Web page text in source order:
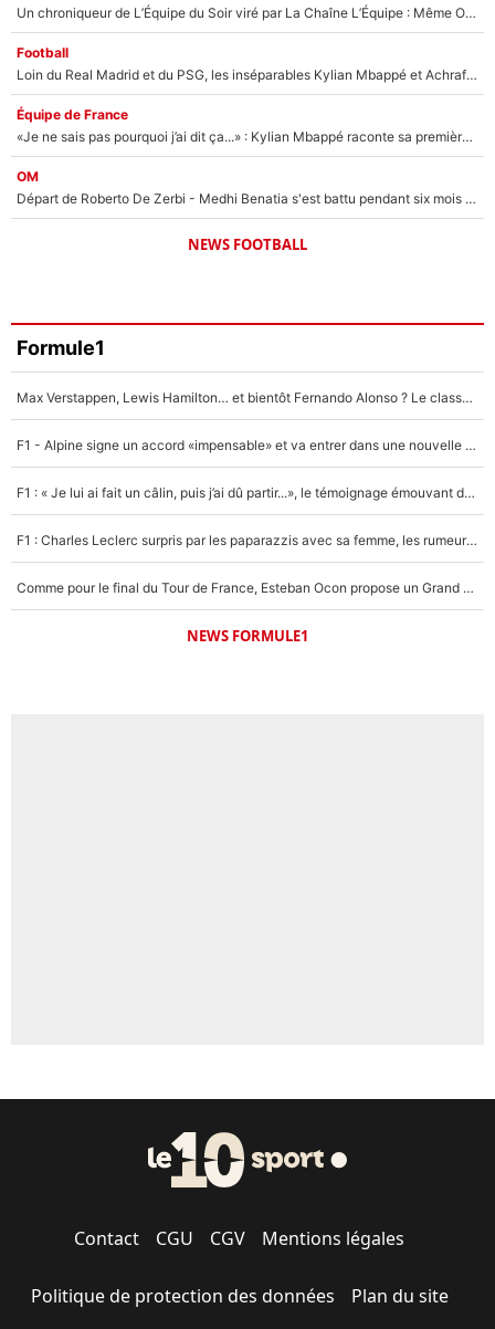
Un chroniqueur de L’Équipe du Soir viré par La Chaîne L’Équipe : Même Olivier Ménard n’avait pas pu empêcher son départ, «je l’ai appris sur Twitter, je l’ai vécu assez mal»
Football
Loin du Real Madrid et du PSG, les inséparables Kylian Mbappé et Achraf Hakimi changent d'équipe le temps d'une journée !
Équipe de France
«Je ne sais pas pourquoi j’ai dit ça...» : Kylian Mbappé raconte sa première rencontre avec Zinédine Zidane (et c’est très drôle)
OM
Départ de Roberto De Zerbi - Medhi Benatia s'est battu pendant six mois pour le retenir à l'OM, le PSG a été le naufrage de trop : «Je pars avec toi»
NEWS FOOTBALL
Formule1
Max Verstappen, Lewis Hamilton… et bientôt Fernando Alonso ? Le classement des pilotes les mieux payés en Formule 1 risque de changer !
F1 - Alpine signe un accord «impensable» et va entrer dans une nouvelle dimension : Grande nouvelle pour Pierre Gasly !
F1 : « Je lui ai fait un câlin, puis j’ai dû partir...», le témoignage émouvant de Max Verstappen sur sa fille
F1 : Charles Leclerc surpris par les paparazzis avec sa femme, les rumeurs étaient vraies !
Comme pour le final du Tour de France, Esteban Ocon propose un Grand Prix de Formule 1 à Paris : «Autour de l’Arc de Triomphe, ce serait génial» !
NEWS FORMULE1
Contact CGU CGV Mentions légales
Politique de protection des données Plan du site